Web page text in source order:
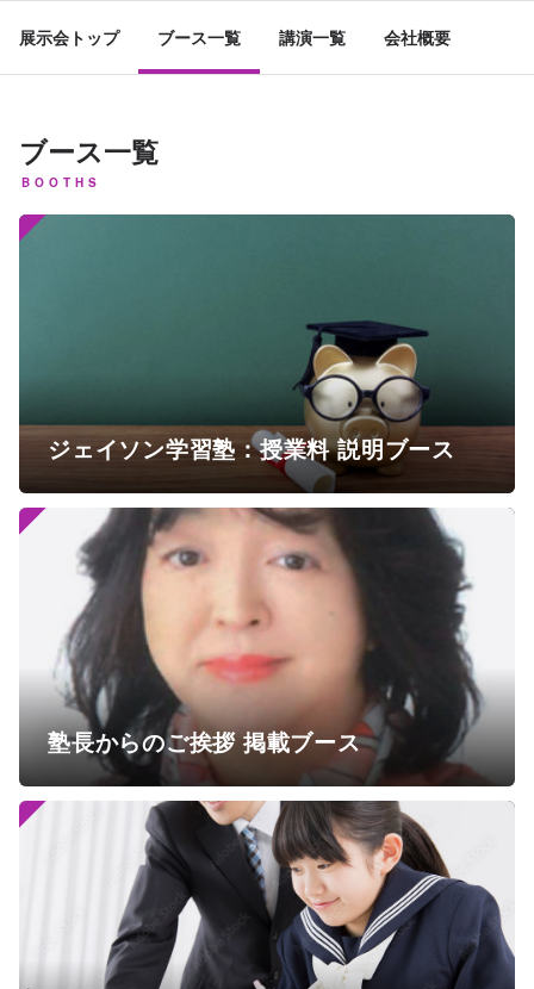
展示会トップ ブース一覧 講演一覧 会社概要
ブース一覧
BOOTHS
ジェイソン学習塾：授業料 説明ブース
塾長からのご挨拶 掲載ブース